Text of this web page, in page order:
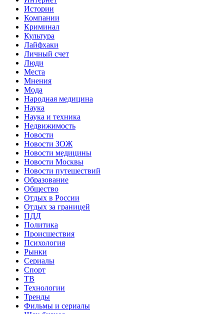
Истории
Компании
Криминал
Культура
Лайфхаки
Личный счет
Люди
Места
Мнения
Мода
Народная медицина
Наука
Наука и техника
Недвижимость
Новости
Новости ЗОЖ
Новости медицины
Новости Москвы
Новости путешествий
Образование
Общество
Отдых в России
Отдых за границей
ПДД
Политика
Происшествия
Психология
Рынки
Сериалы
Спорт
ТВ
Технологии
Тренды
Фильмы и сериалы